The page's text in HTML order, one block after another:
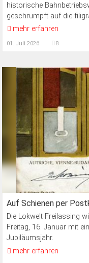
historische
geschrumpft auf die
mehr erfahren
01. Juli 2026 8
Auf Schienen per
Die Lokwelt Freilassing
Freitag, 16. Januar mit
Jubiläumsjahr.
mehr erfahren